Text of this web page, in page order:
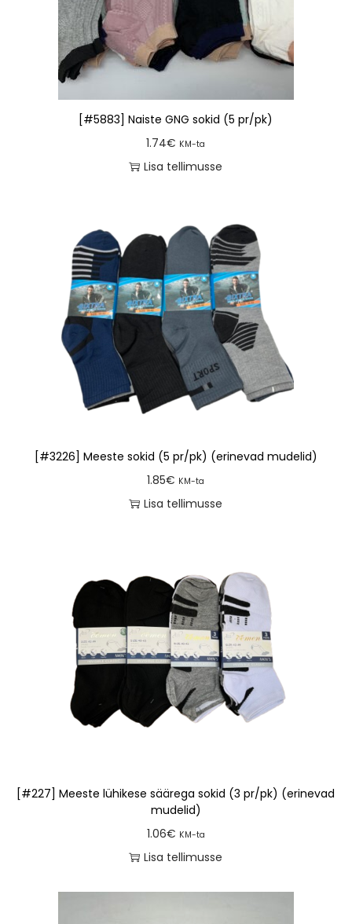
[#5883] Naiste GNG sokid (5 pr/pk)
1.74€ KM-ta
Lisa tellimusse
[#3226] Meeste sokid (5 pr/pk) (erinevad mudelid)
1.85€ KM-ta
Lisa tellimusse
[#227] Meeste lühikese säärega sokid (3 pr/pk) (erinevad
mudelid)
1.06€ KM-ta
Lisa tellimusse